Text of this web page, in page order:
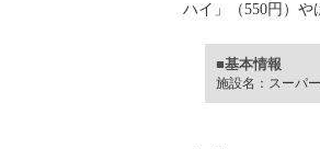
ハイ」（550円）や
■基本情報
施設名：スーパ